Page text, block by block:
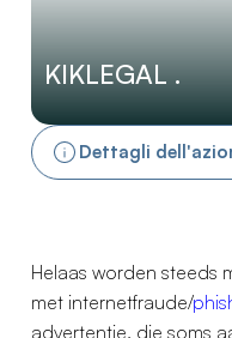
KIKLEGAL .
Dettagli
Helaas worden steeds
met internetfraude/
advertentie, die soms